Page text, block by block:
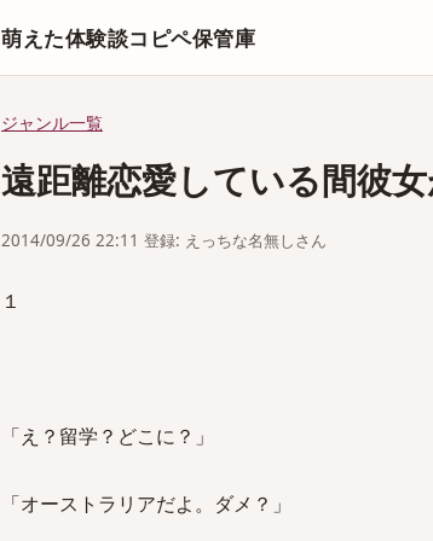
萌えた体験談コピペ保管庫
ジャンル一覧
遠距離恋愛している間彼
2014/09/26 22:11 登録: えっちな名無しさん
１
「え？留学？どこに？」
「オーストラリアだよ。ダメ？」